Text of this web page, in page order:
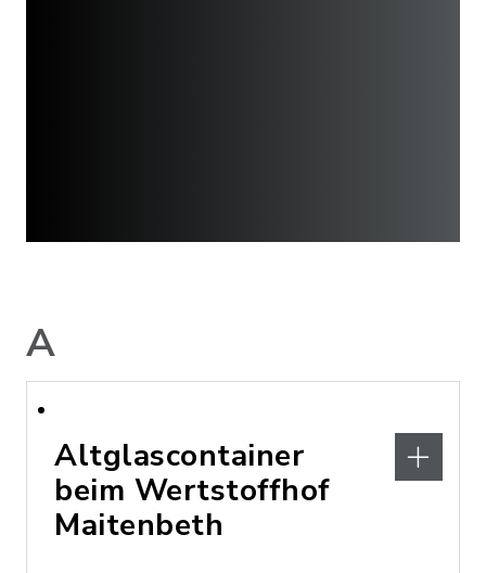
A
Altglascontainer
beim Wertstoffhof
Maitenbeth